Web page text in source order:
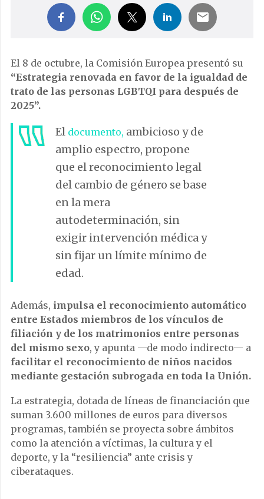
El 8 de octubre, la Comisión Europea presentó su
“Estrategia renovada en favor de la igualdad de
trato de las personas LGBTQI para después de
2025”.
El documento, ambicioso y de
amplio espectro, propone
que el reconocimiento legal
del cambio de género se base
en la mera
autodeterminación, sin
exigir intervención médica y
sin fijar un límite mínimo de
edad.
Además, impulsa el reconocimiento automático
entre Estados miembros de los vínculos de
filiación y de los matrimonios entre personas
del mismo sexo, y apunta —de modo indirecto— a
facilitar el reconocimiento de niños nacidos
mediante gestación subrogada en toda la Unión.
La estrategia, dotada de líneas de financiación que
suman 3.600 millones de euros para diversos
programas, también se proyecta sobre ámbitos
como la atención a víctimas, la cultura y el
deporte, y la “resiliencia” ante crisis y
ciberataques.